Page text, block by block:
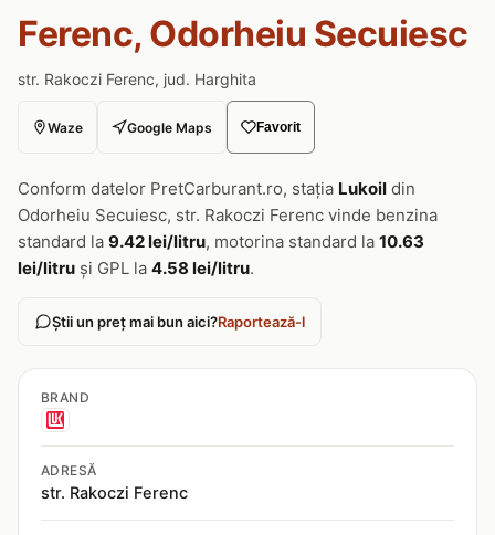
Ferenc, Odorheiu Secuiesc
str. Rakoczi Ferenc, jud. Harghita
Waze Google Maps Favorit
Conform datelor PretCarburant.ro, stația Lukoil din
Odorheiu Secuiesc, str. Rakoczi Ferenc vinde benzina
standard la 9.42 lei/litru, motorina standard la 10.63
lei/litru și GPL la 4.58 lei/litru.
Știi un preț mai bun aici?Raportează-l
BRAND
ADRESĂ
str. Rakoczi Ferenc